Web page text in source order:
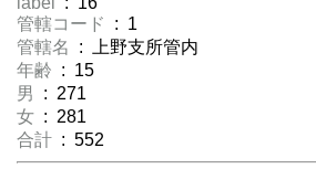
管轄コード
: 1
管轄名
: 上野支所管内
年齢 : 15
男
: 271
女 : 281
合計 : 552